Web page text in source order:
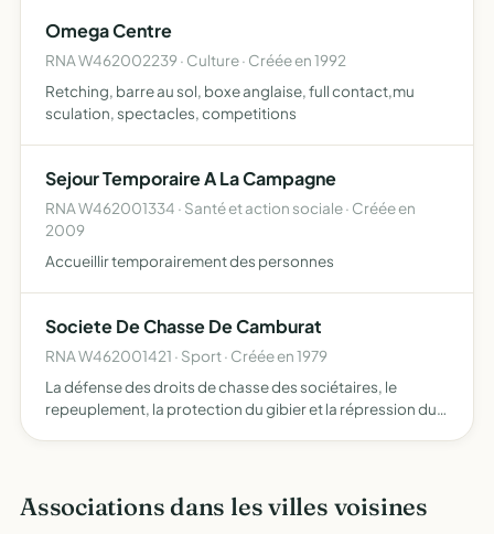
Omega Centre
RNA W462002239 · Culture · Créée en 1992
Retching, barre au sol, boxe anglaise, full contact,mu
sculation, spectacles, competitions
Sejour Temporaire A La Campagne
RNA W462001334 · Santé et action sociale · Créée en
2009
Accueillir temporairement des personnes
Societe De Chasse De Camburat
RNA W462001421 · Sport · Créée en 1979
La défense des droits de chasse des sociétaires, le
repeuplement, la protection du gibier et la répression du
Associations dans les villes voisines